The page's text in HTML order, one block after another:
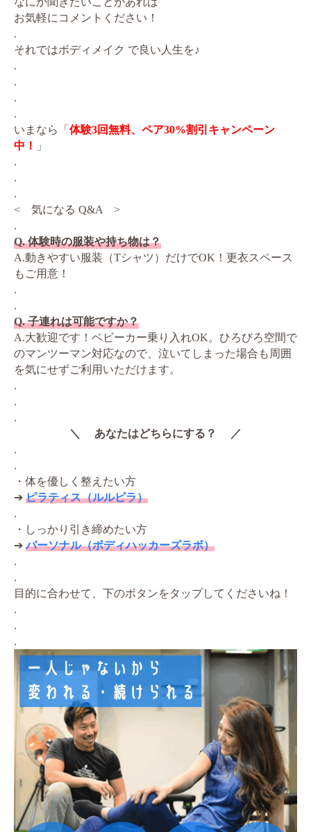
お気軽にコメントください！
.
それではボディメイク で良い人生を♪
.
.
.
.
いまなら「 体験3回無料、ペア30%割引キャンペーン
中！
」
.
.
.
< 気になる Q&A >
.
Q. 体験時の服装や持ち物は？
A.動きやすい服装（Tシャツ）だけでOK！更衣スペース
もご用意！
.
.
Q. 子連れは可能ですか？
A.大歓迎です！ベビーカー乗り入れOK。ひろびろ空間で
のマンツーマン対応なので、泣いてしまった場合も周囲
を気にせずご利用いただけます。
.
.
.
＼ あなたはどちらにする？ ／
.
.
・体を優しく整えたい方
➔ ピラティス（ルルピラ）
.
・しっかり引き締めたい方
➔パーソナル（ボディハッカーズラボ）
.
.
目的に合わせて、下のボタンをタップしてくださいね！
.
.
.